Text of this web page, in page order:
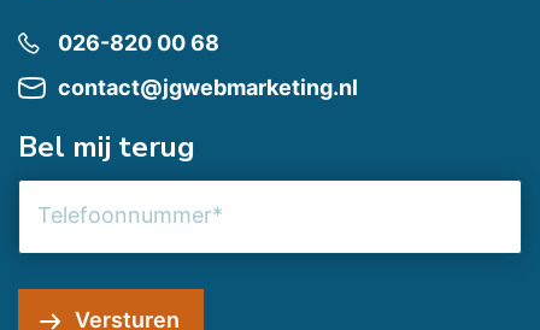
026-820 00 68
contact@jgwebmarketing.nl
Bel mij terug
Versturen